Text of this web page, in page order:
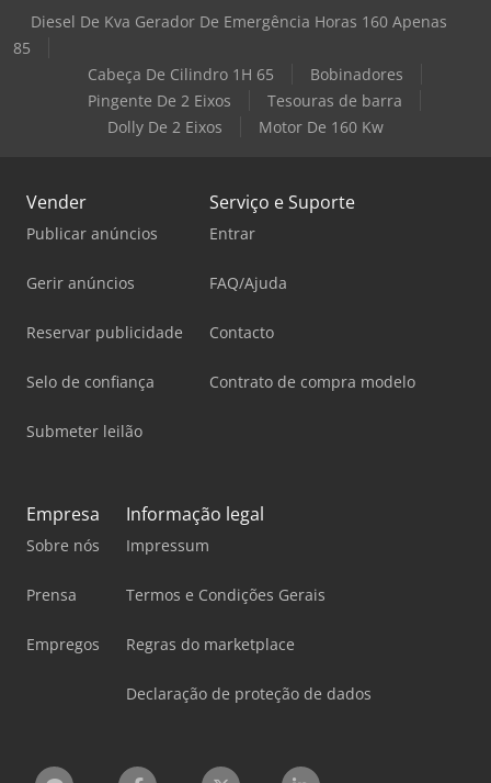
Diesel De Kva Gerador De Emergência Horas 160 Apenas
85
Cabeça De Cilindro 1H 65
Bobinadores
Pingente De 2 Eixos
Tesouras de barra
Dolly De 2 Eixos
Motor De 160 Kw
Vender
Publicar anúncios
Gerir anúncios
Reservar publicidade
Selo de confiança
Submeter leilão
Serviço e Suporte
Entrar
FAQ/Ajuda
Contacto
Contrato de compra modelo
Empresa
Sobre nós
Prensa
Empregos
Informação legal
Impressum
Termos e Condições Gerais
Regras do marketplace
Declaração de proteção de dados